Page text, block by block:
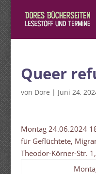
Queer
von Dore | Juni 24,
Montag 24.06.2024
für Geflüchtete,
Theodor-Körner-Str.